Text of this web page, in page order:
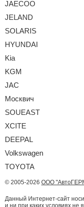
JAECOO
JELAND
SOLARIS
HYUNDAI
Kia
KGM
JAC
Москвич
SOUEAST
XCITE
DEEPAL
Volkswagen
TOYOTA
© 2005-2026 ООО
Данный Интернет-сайт
и ни при каких условиях